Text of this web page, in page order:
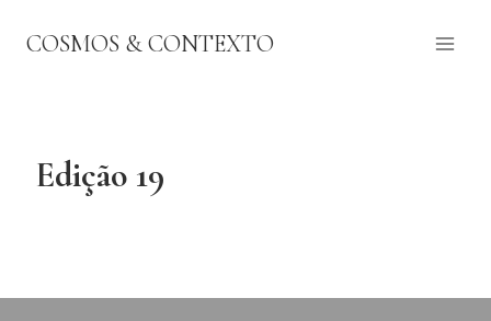
paraCOSMOS & CONTEXTO
Edição 19